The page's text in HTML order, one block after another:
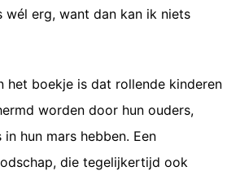
wél erg, want dan kan ik niets
het boekje is dat rollende kinderen
worden door hun ouders,
hun mars hebben. Een
die tegelijkertijd ook